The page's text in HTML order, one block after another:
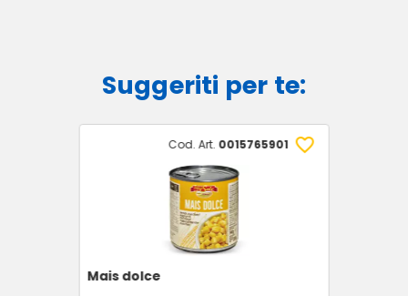
Suggeriti per te:
Cod. Art. 0015765901
Mais dolce